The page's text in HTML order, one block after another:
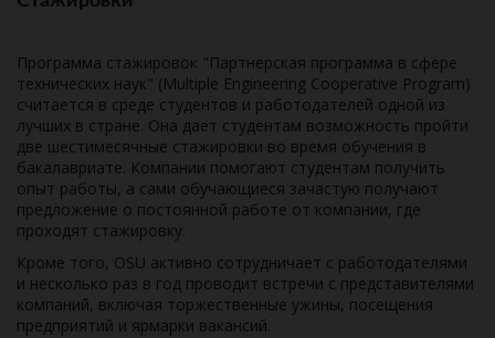
Программа стажировок "Партнерская программа в сфере
технических наук" (Multiple Engineering Cooperative Program)
считается в среде студентов и работодателей одной из
лучших в стране. Она дает студентам возможность пройти
две шестимесячные стажировки во время обучения в
бакалавриате. Компании помогают студентам получить
опыт работы, а сами обучающиеся зачастую получают
предложение о постоянной работе от компании, где
проходят стажировку.
Кроме того, OSU активно сотрудничает с работодателями
и несколько раз в год проводит встречи с представителями
компаний, включая торжественные ужины, посещения
предприятий и ярмарки вакансий.